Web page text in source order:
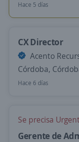
Hace 5 días
CX Director
Acento
Córdoba,
Hace 6 días
Se precisa
Gerente de